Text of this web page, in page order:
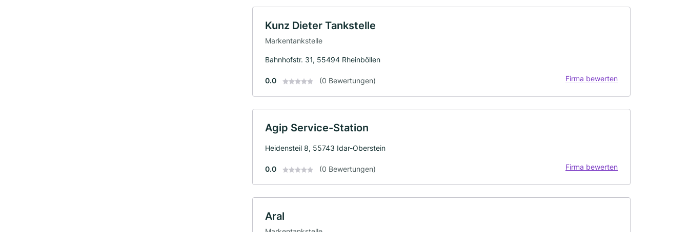
Kunz Dieter Tankstelle
Markentankstelle
Bahnhofstr. 31, 55494 Rheinböllen
0.0 (0 Bewertungen) Firma bewerten
Agip Service-Station
Heidensteil 8, 55743 Idar-Oberstein
0.0 (0 Bewertungen) Firma bewerten
Aral